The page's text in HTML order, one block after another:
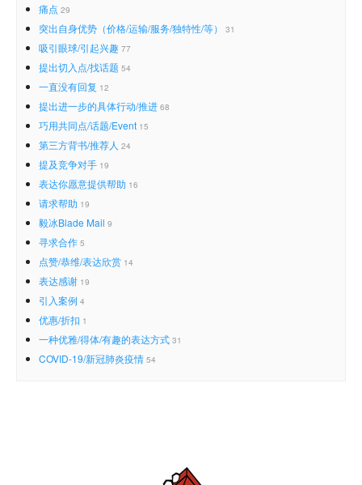
痛点 29
突出自身优势（价格/运输/服务/独特性/等） 31
吸引眼球/引起兴趣 77
提出切入点/找话题 54
一直没有回复 12
提出进一步的具体行动/推进 68
巧用共同点/话题/Event 15
第三方背书/推荐人 24
提及竞争对手 19
表达你愿意提供帮助 16
请求帮助 19
毅冰Blade Mail 9
寻求合作 5
点赞/恭维/表达欣赏 14
表达感谢 19
引入案例 4
优惠/折扣 1
一种优雅/得体/有趣的表达方式 31
COVID-19/新冠肺炎疫情 54